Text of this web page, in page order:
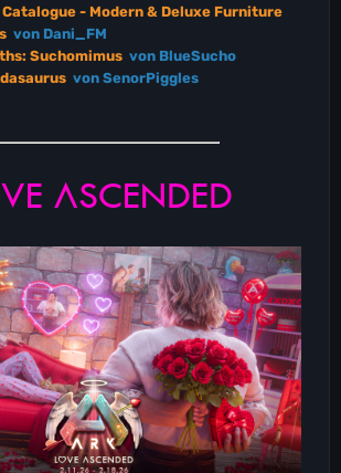
- Modern & Deluxe Furniture
von Dani_FM
Suchomimus von BlueSucho
von SenorPiggles
ASCENDED